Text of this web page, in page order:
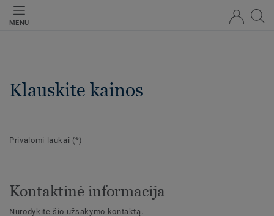
MENU
Klauskite kainos
Privalomi laukai (*)
Kontaktinė informacija
Nurodykite šio užsakymo kontaktą.